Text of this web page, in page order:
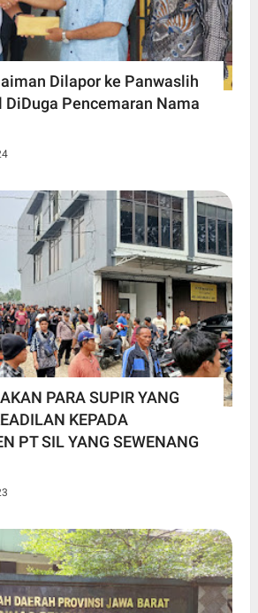
Dilapor ke Panwaslih
DiDuga Pencemaran Nama
PARA SUPIR YANG
KEPADA
PT SIL YANG SEWENANG